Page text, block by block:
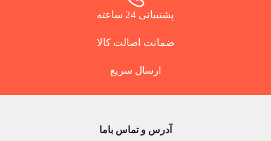
پشتیبانی 24 ساعته
ضمانت اصالت کالا
ارسال سریع
آدرس و تماس باما